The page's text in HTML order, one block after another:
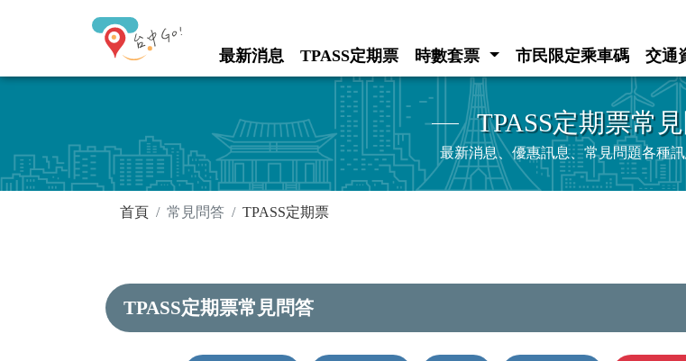
最新消息 TPASS定期票 時數套票 市民限定乘車碼 交通
TPASS定期票常
最新消息、優惠訊息、常見問題各種訊
首頁 常見問答 TPASS定期票
TPASS定期票常見問答